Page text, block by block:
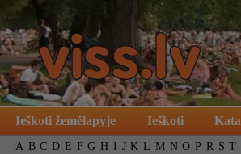
Ieškoti žemėlapyje Ieškoti
A B C D E F G H I J K L M N O P R S T